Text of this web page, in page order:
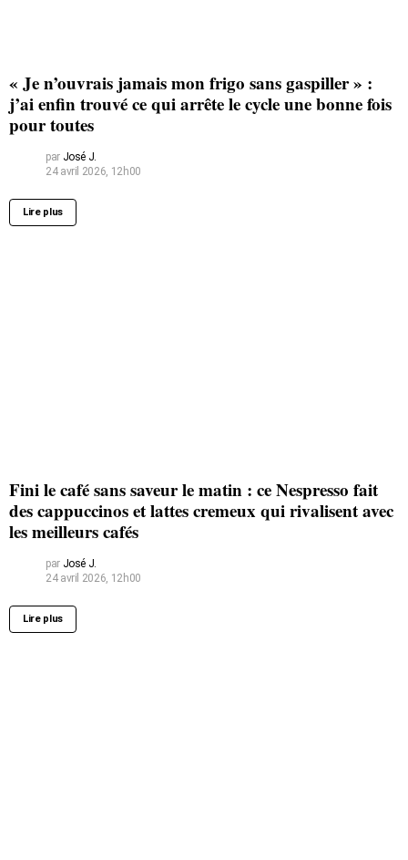
« Je n’ouvrais jamais mon frigo sans gaspiller » :
j’ai enfin trouvé ce qui arrête le cycle une bonne fois
pour toutes
par José J.
24 avril 2026, 12h00
Lire plus
Fini le café sans saveur le matin : ce Nespresso fait
des cappuccinos et lattes cremeux qui rivalisent avec
les meilleurs cafés
par José J.
24 avril 2026, 12h00
Lire plus